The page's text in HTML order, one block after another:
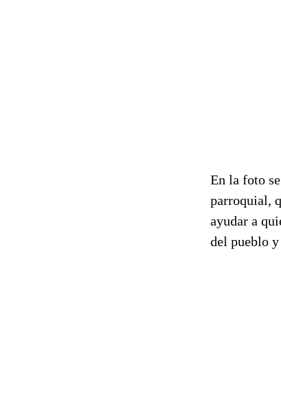
En la foto
parroquial,
ayudar a
del pueblo